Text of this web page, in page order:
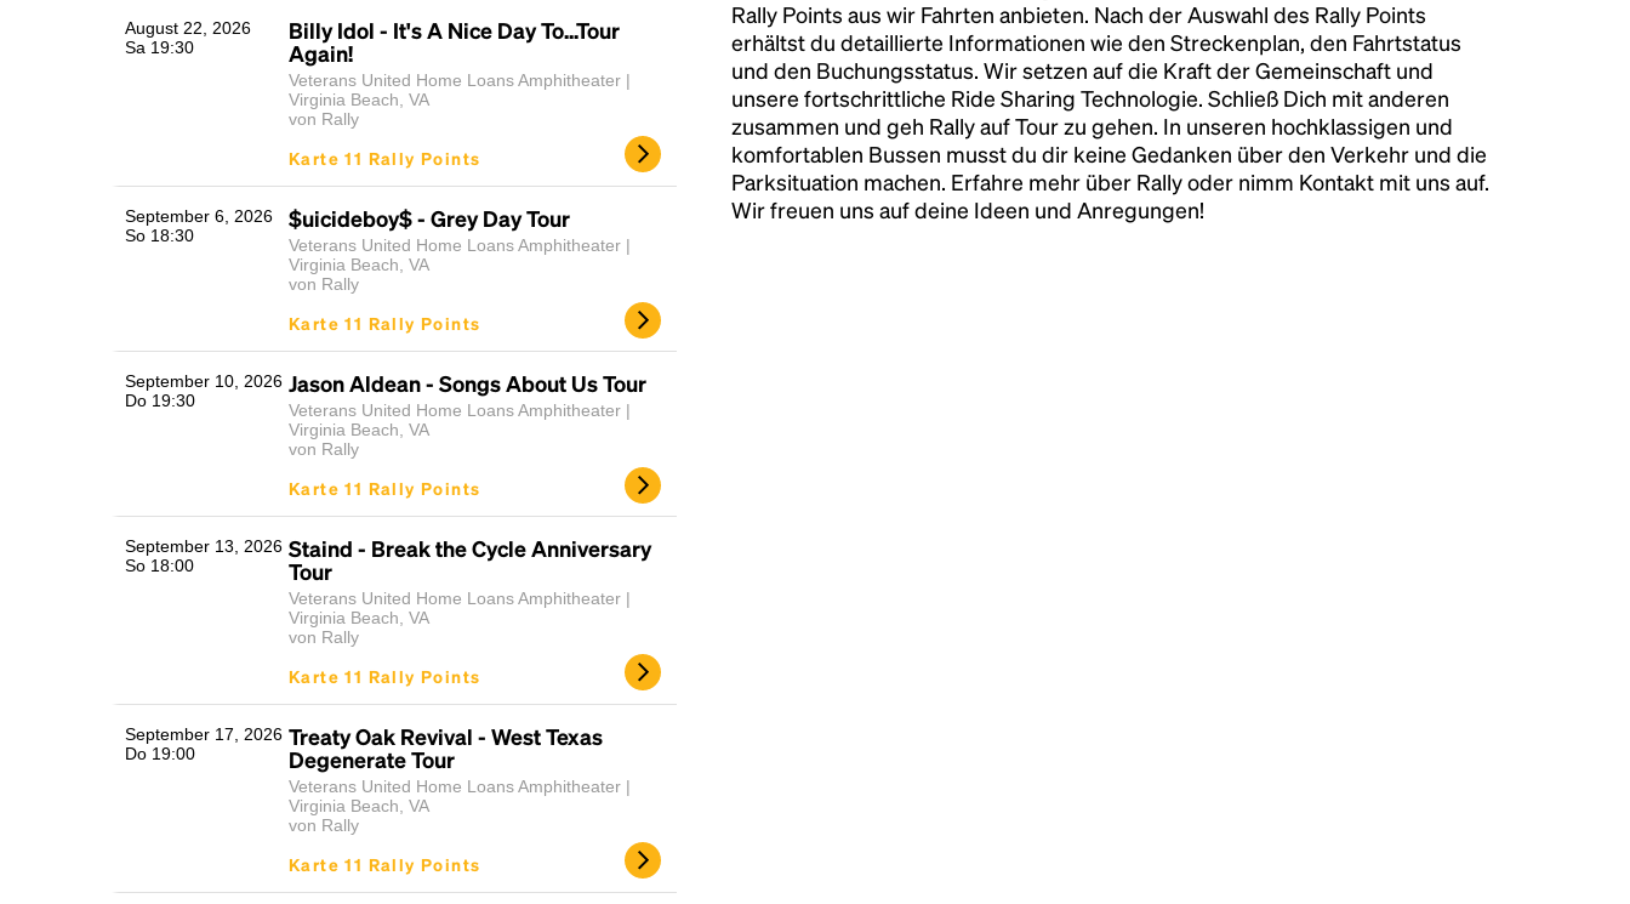
August 22, 2026
Sa 19:30
Billy Idol - It's A Nice Day To...Tour
Again!
Veterans United Home Loans Amphitheater |
Virginia Beach, VA
von Rally
Karte 11 Rally Points
September 6, 2026
So 18:30
$uicideboy$ - Grey Day Tour
Veterans United Home Loans Amphitheater |
Virginia Beach, VA
von Rally
Karte 11 Rally Points
September 10, 2026
Do 19:30
Jason Aldean - Songs About Us Tour
Veterans United Home Loans Amphitheater |
Virginia Beach, VA
von Rally
Karte 11 Rally Points
September 13, 2026
So 18:00
Staind - Break the Cycle Anniversary
Tour
Veterans United Home Loans Amphitheater |
Virginia Beach, VA
von Rally
Karte 11 Rally Points
September 17, 2026
Do 19:00
Treaty Oak Revival - West Texas
Degenerate Tour
Veterans United Home Loans Amphitheater |
Virginia Beach, VA
von Rally
Karte 11 Rally Points
Rally Points aus wir Fahrten anbieten. Nach der Auswahl des Rally Points
erhältst du detaillierte Informationen wie den Streckenplan, den Fahrtstatus
und den Buchungsstatus. Wir setzen auf die Kraft der Gemeinschaft und
unsere fortschrittliche Ride Sharing Technologie. Schließ Dich mit anderen
zusammen und geh Rally auf Tour zu gehen. In unseren hochklassigen und
komfortablen Bussen musst du dir keine Gedanken über den Verkehr und die
Parksituation machen. Erfahre mehr über Rally oder nimm Kontakt mit uns auf.
Wir freuen uns auf deine Ideen und Anregungen!